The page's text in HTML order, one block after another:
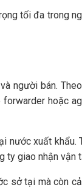
tối đa trong
người bán.
forwarder hoặc
nước xuất khẩu.
ty giao nhận vận
sở tại mà còn